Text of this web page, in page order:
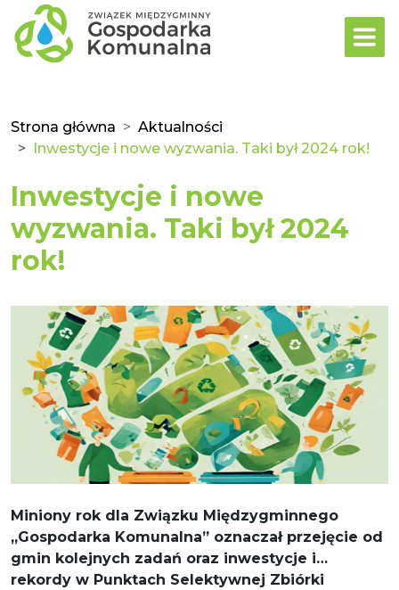
Strona główna
Aktualności
Inwestycje i nowe wyzwania. Taki był 2024 rok!
Inwestycje i nowe
wyzwania. Taki był 2024
rok!
Miniony rok dla Związku Międzygminnego
„Gospodarka Komunalna” oznaczał przejęcie od
gmin kolejnych zadań oraz inwestycje i…
rekordy w Punktach Selektywnej Zbiórki